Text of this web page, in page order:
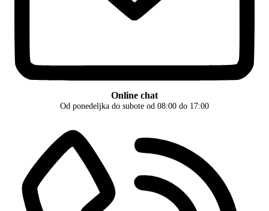
Online chat
Od ponedeljka do subote od 08:00 do 17:00